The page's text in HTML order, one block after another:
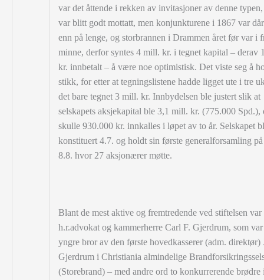
var det åttende i rekken av invitasjoner av denne
var blitt godt mottatt, men konjunkturene i 1867 var
enn på lenge, og storbrannen i Drammen året før var i
minne, derfor syntes 4 mill. kr. i tegnet kapital – derav
kr. innbetalt – å være noe optimistisk. Det viste seg å
stikk, for etter at tegningslistene hadde ligget ute i tre
det bare tegnet 3 mill. kr. Innbydelsen ble justert slik at
selskapets aksjekapital ble 3,1 mill. kr. (775.000 Spd.),
skulle 930.000 kr. innkalles i løpet av to år. Selskapet
konstituert 4.7. og holdt sin første generalforsamling
8.8. hvor 27 aksjonærer møtte.
Blant de mest aktive og fremtredende ved stiftelsen var
h.r.advokat og kammerherre Carl F. Gjerdrum, som var
yngre bror av den første hovedkasserer (adm. direktør)
Gjerdrum i Christiania almindelige
(Storebrand) – med andre ord to konkurrerende brødre